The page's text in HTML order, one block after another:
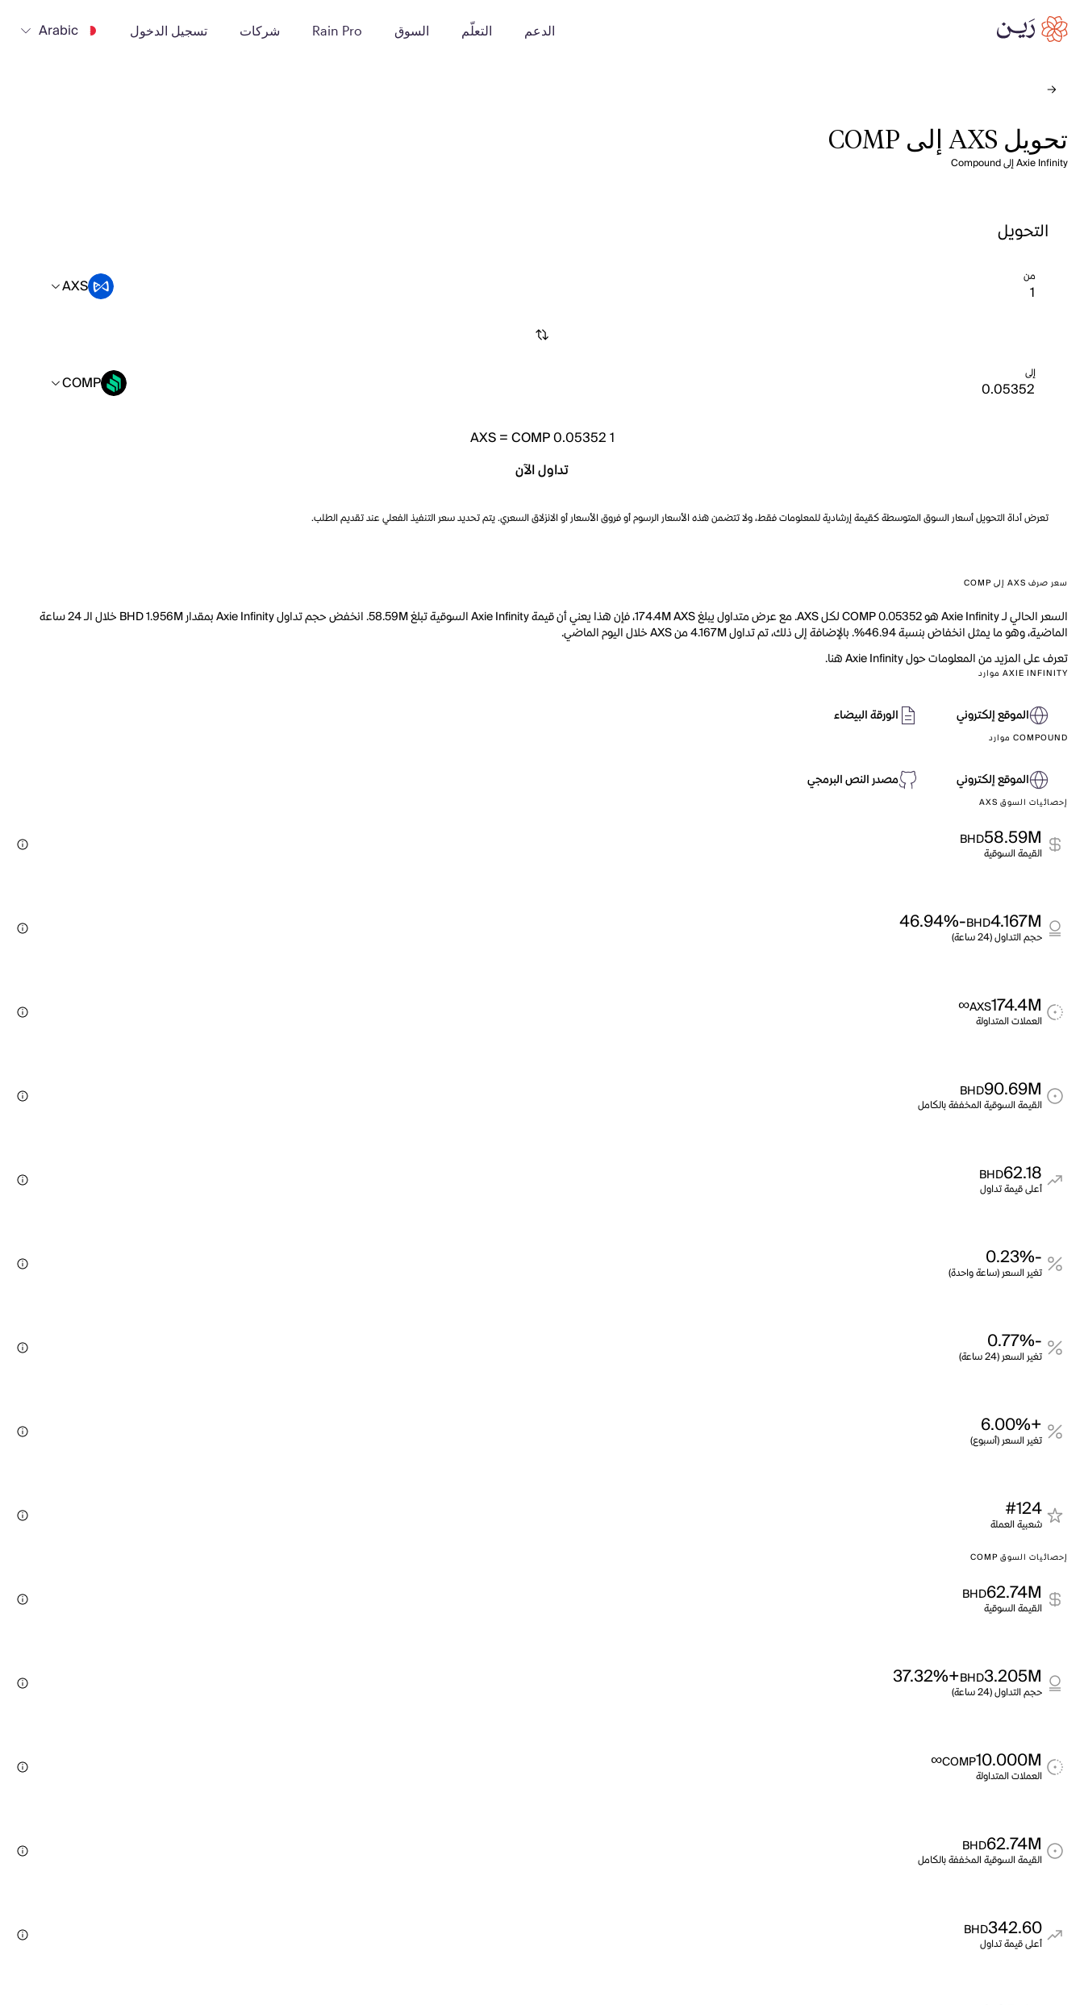
الدعم التعلّم السوق Rain Pro شركات تسجيل الدخول Arabic
تحويل AXS إلى COMP
Axie Infinity إلى Compound
التحويل
من AXS
إلى COMP
1
AXS=COMP 0.05352
تداول الآن
تعرض أداة التحويل أسعار السوق المتوسطة كقيمة إرشادية للمعلومات فقط، ولا تتضمن هذه الأسعار الرسوم أو فروق الأسعار أو الانزلاق السعري. يتم تحديد سعر التنفيذ الفعلي عند تقديم الطلب.
سعر صرف AXS إلى COMP
السعر الحالي لـ Axie Infinity هو COMP 0.05352 لكل AXS. مع عرض متداول يبلغ 174.4M AXS، فإن هذا يعني أن قيمة Axie Infinity السوقية تبلغ 58.59M. انخفض حجم تداول Axie Infinity بمقدار BHD 1.956M خلال الـ 24 ساعة
الماضية، وهو ما يمثل انخفاض بنسبة 46.94%. بالإضافة إلى ذلك، تم تداول 4.167M من AXS خلال اليوم الماضي.
تعرف على المزيد من المعلومات حول Axie Infinity هنا.
AXIE INFINITY موارد
الموقع إلكتروني الورقة البيضاء
COMPOUND موارد
الموقع إلكتروني مصدر النص البرمجي
إحصائيات السوق AXS
58.59M
BHD
القيمة السوقية
4.167M
BHD
-46.94%
حجم التداول (24 ساعة)
174.4M
AXS
∞
العملات المتداولة
90.69M
BHD
القيمة السوقية المخففة بالكامل
62.18
BHD
أعلى قيمة تداول
-0.23%
تغير السعر (ساعة واحدة)
-0.77%
تغير السعر (24 ساعة)
+6.00%
تغير السعر (أسبوع)
#124
شعبية العملة
إحصائيات السوق COMP
62.74M
BHD
القيمة السوقية
3.205M
BHD
+37.32%
حجم التداول (24 ساعة)
10.000M
COMP
∞
العملات المتداولة
62.74M
BHD
القيمة السوقية المخففة بالكامل
342.60
BHD
أعلى قيمة تداول